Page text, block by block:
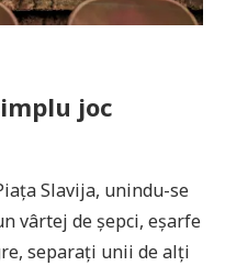
joc
Slavija, unindu-se
vârtej de șepci, eșarfe
separați unii de alți